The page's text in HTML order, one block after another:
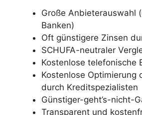
Große Anbieterauswahl
Banken)
Oft günstigere Zinsen
SCHUFA-neutraler
Kostenlose telefonische
Kostenlose Optimierung
durch Kreditspezialisten
Günstiger-geht’s-nicht-
Transparent und